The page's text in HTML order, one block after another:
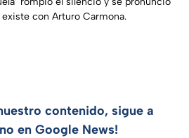
con Arturo Carmona.
contenido, sigue a
en Google News!